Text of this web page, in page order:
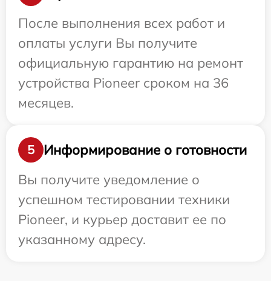
После выполнения всех работ и
оплаты услуги Вы получите
официальную гарантию на ремонт
устройства Pioneer сроком на 36
месяцев.
5
Информирование о готовности
Вы получите уведомление о
успешном тестировании техники
Pioneer, и курьер доставит ее по
указанному адресу.